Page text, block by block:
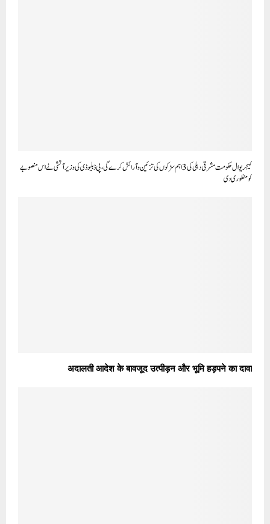
کیجریوال حکومت مشرقی دہلی کی 3 اہم سڑکوں کی تزئین و آرائش کرے گی، پی ڈبلیو ڈی کی وزیر آتشی نے اس منصوبے
کو منظوری دی
अदालती आदेश के बावजूद उत्पीड़न और भूमि हड़पने का दावा